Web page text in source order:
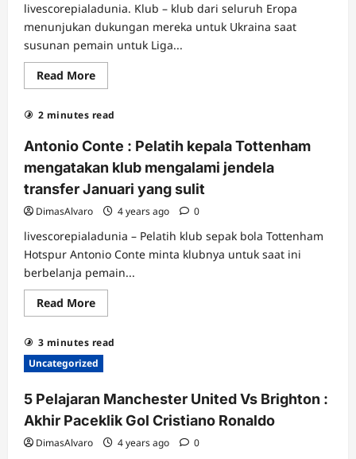
livescorepialadunia. Klub – klub dari seluruh Eropa
menunjukan dukungan mereka untuk Ukraina saat
susunan pemain untuk Liga...
Read MoreRead
more
Rangkuman
Liga
:
Klub
menunjukan
dukungan
untuk
Ukraina;
Barcelona
mengalahkan
Napoli
untuk
maju
2 minutes read
Antonio Conte : Pelatih kepala Tottenham
mengatakan klub mengalami jendela
transfer Januari yang sulit
DimasAlvaro 4 years ago 0
livescorepialadunia – Pelatih klub sepak bola Tottenham
Hotspur Antonio Conte minta klubnya untuk saat ini
berbelanja pemain...
Read MoreRead
more
Antonio
Conte
:
Pelatih
Tottenham
mengatakan
klub
mengalami
jendela
transfer
3 minutes read
Uncategorized
5 Pelajaran Manchester United Vs Brighton :
Akhir Paceklik Gol Cristiano Ronaldo
DimasAlvaro 4 years ago 0